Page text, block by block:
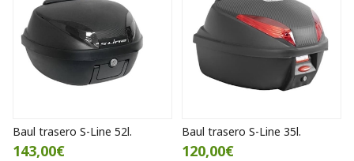
Baul trasero S-Line 52l.
143,00€
Baul trasero S-Line 35l.
120,00€